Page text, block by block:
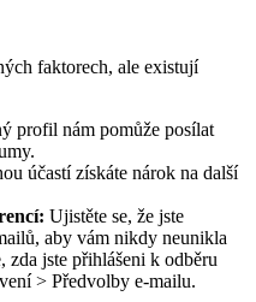
faktorech, ale existují
profil nám pomůže posílat
účastí získáte nárok na další
Ujistěte se, že jste
aby vám nikdy neunikla
zda jste přihlášeni k odběru
> Předvolby e-mailu.